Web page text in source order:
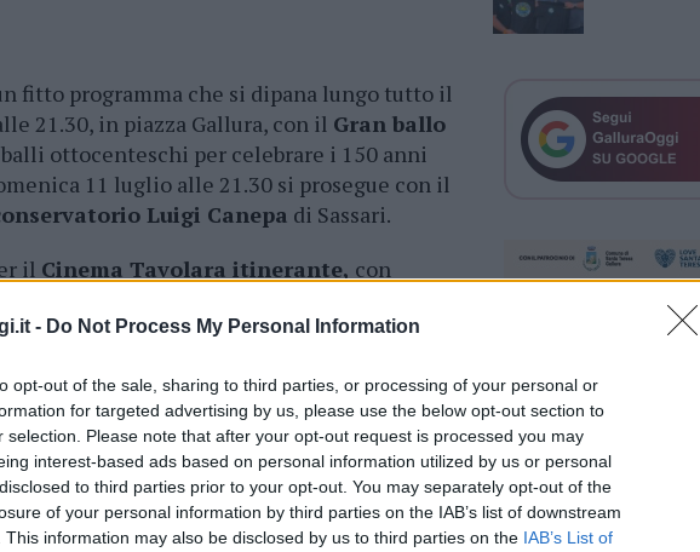
- Do Not Process My Personal Information
opt-out of the sale, sharing to third parties, or processing of your personal or
for targeted advertising by us, please use the below opt-out section to
selection. Please note that after your opt-out request is processed you may
interest-based ads based on personal information utilized by us or personal
to third parties prior to your opt-out. You may separately opt-out of the
of your personal information by third parties on the IAB’s list of downstream
This information may also be disclosed by us to third parties on the IAB’s List of
fitto programma che si dipana lungo tutto il
21.30, in piazza Gallura, con il Gran ballo
ottocenteschi per celebrare i 150 anni
11 luglio alle 21.30 si prosegue con il
Luigi Canepa di Sassari.
il Cinema Tavolara itinerante, con
che si terranno tra Montepetrosu, Straula e
luglio a trovare spazio sarà la il mondo della
Teodoro farà da cornice al concerto
. Il 25 luglio, invece, protagonista sarà la
ospiterà ilTTR_Piano Trio, per unomaggio
sabato 31 presso l’aviosuperfice, con la